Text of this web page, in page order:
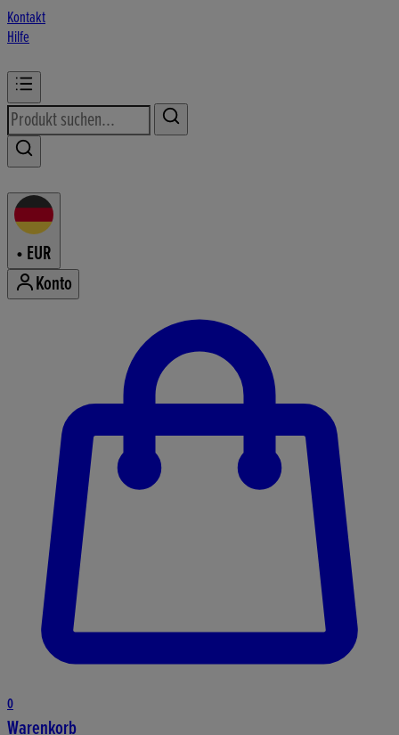
Kontakt
Hilfe
• EUR
Konto
0
Warenkorb